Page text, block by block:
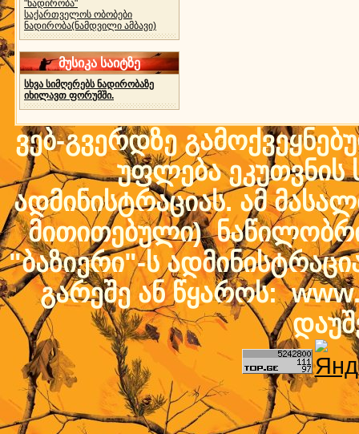
"ნადირობა"
საქართველოს ობობები
ნადირობა(ნამდვილი ამბავი)
მუსიკა საიტზე
სხვა სიმღერებს ნადირობაზე
იხილავთ ფორუმში.
ვებ-გვერდზე
უფლება ეკუთვნის
ადმინისტრაციას. ამ
მითითებული)
"ბაზიერი"-ს
გარეშე ან წყაროს: